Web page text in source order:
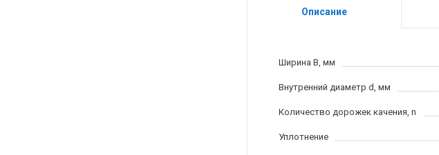
Описание
Ширина B, мм
Внутренний диаметр d, мм
Количество дорожек качения, n
Уплотнение